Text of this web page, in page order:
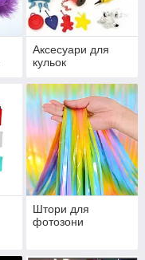
Аксесуари для
кульок
Штори для
фотозони